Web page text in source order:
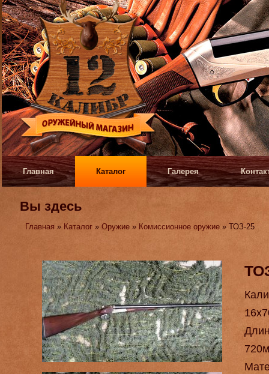
Главная Каталог Галерея
Вы здесь
Главная » Каталог »Оружие » Комиссионное оружие » ТОЗ-25